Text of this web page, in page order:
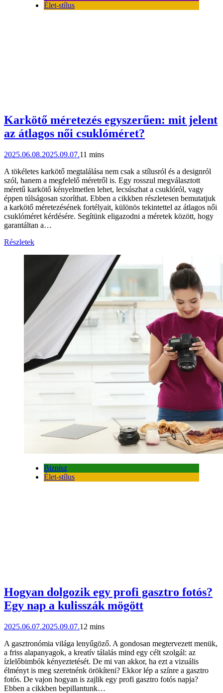
Élet-stílus
Karkötő méretezés egyszerűen: mit jelent
az átlagos női csuklóméret?
2025.06.08.2025.09.07.11 mins
A tökéletes karkötő megtalálása nem csak a stílusról és a designról
szól, hanem a megfelelő méretről is. Egy rosszul megválasztott
méretű karkötő kényelmetlen lehet, lecsúszhat a csuklóról, vagy
éppen túlságosan szoríthat. Ebben a cikkben részletesen bemutatjuk
a karkötő méretezésének fortélyait, különös tekintettel az átlagos női
csuklóméret kérdésére. Segítünk eligazodni a méretek között, hogy
garantáltan a…
Részletek
Biznisz
Élet-stílus
Hogyan dolgozik egy profi gasztro fotós?
Egy nap a kulisszák mögött
2025.06.07.2025.09.07.12 mins
A gasztronómia világa lenyűgöző. A gondosan megtervezett menük,
a friss alapanyagok, a kreatív tálalás mind egy célt szolgál: az
ízlelőbimbók kényeztetését. De mi van akkor, ha ezt a vizuális
élményt is meg szeretnénk örökíteni? Ekkor lép a színre a gasztro
fotós. De vajon hogyan is zajlik egy profi gasztro fotós napja?
Ebben a cikkben bepillantunk…